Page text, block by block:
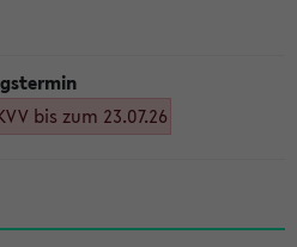
bis zum 23.07.26